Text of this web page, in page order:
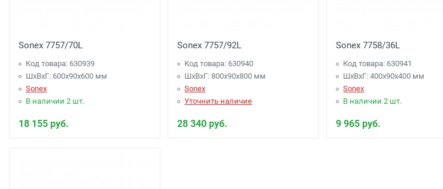
Sonex 7757/70L
Код товара: 630939
ШхВхГ: 600x90x600 мм
Sonex
В наличии 2 шт.
18 155 руб.
Sonex 7757/92L
Код товара: 630940
ШхВхГ: 800x90x800 мм
Sonex
Уточнить наличие
28 340 руб.
Sonex 7758/36L
Код товара: 630941
ШхВхГ: 400x90x400 мм
Sonex
В наличии 2 шт.
9 965 руб.